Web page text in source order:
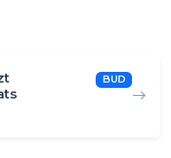
BUD